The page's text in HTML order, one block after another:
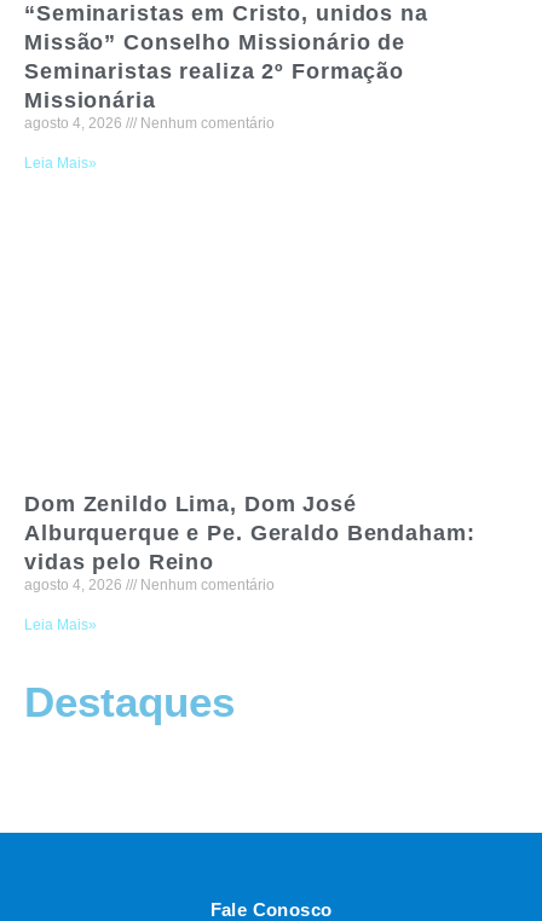
“Seminaristas em Cristo, unidos na
Missão” Conselho Missionário de
Seminaristas realiza 2º Formação
Missionária
agosto 4, 2026 Nenhum comentário
Leia Mais»
Dom Zenildo Lima, Dom José
Alburquerque e Pe. Geraldo Bendaham:
vidas pelo Reino
agosto 4, 2026 Nenhum comentário
Leia Mais»
Destaques
Fale Conosco